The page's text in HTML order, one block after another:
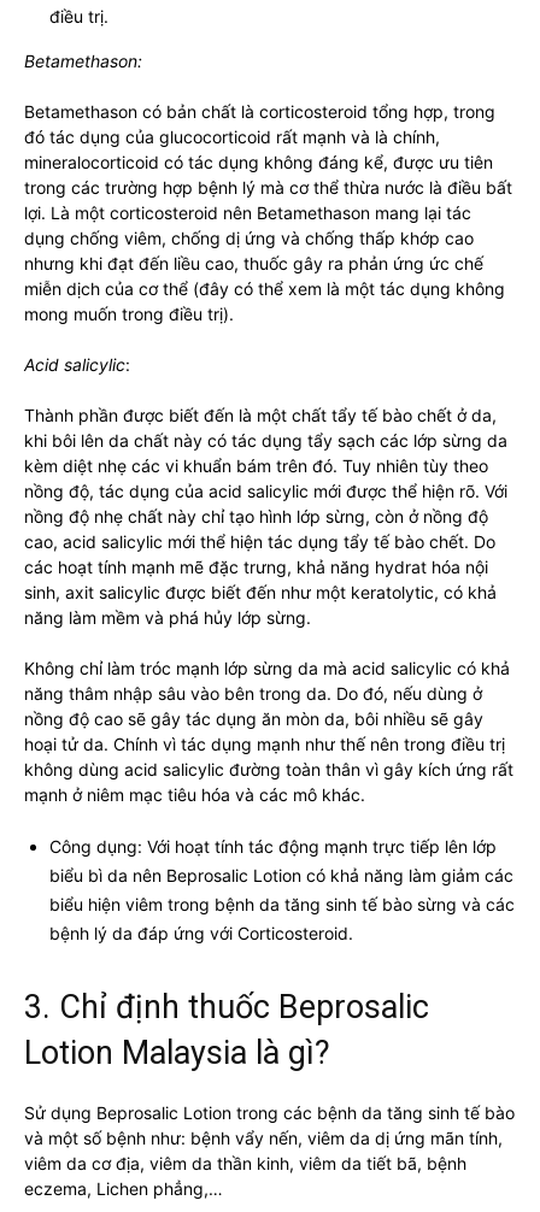
điều trị.
Betamethason:
Betamethason có bản chất là corticosteroid tổng hợp, trong
đó tác dụng của glucocorticoid rất mạnh và là chính,
mineralocorticoid có tác dụng không đáng kể, được ưu tiên
trong các trường hợp bệnh lý mà cơ thể thừa nước là điều bất
lợi. Là một corticosteroid nên Betamethason mang lại tác
dụng chống viêm, chống dị ứng và chống thấp khớp cao
nhưng khi đạt đến liều cao, thuốc gây ra phản ứng ức chế
miễn dịch của cơ thể (đây có thể xem là một tác dụng không
mong muốn trong điều trị).
Acid salicylic:
Thành phần được biết đến là một chất tẩy tế bào chết ở da,
khi bôi lên da chất này có tác dụng tẩy sạch các lớp sừng da
kèm diệt nhẹ các vi khuẩn bám trên đó. Tuy nhiên tùy theo
nồng độ, tác dụng của acid salicylic mới được thể hiện rõ. Với
nồng độ nhẹ chất này chỉ tạo hình lớp sừng, còn ở nồng độ
cao, acid salicylic mới thể hiện tác dụng tẩy tế bào chết. Do
các hoạt tính mạnh mẽ đặc trưng, khả năng hydrat hóa nội
sinh, axit salicylic được biết đến như một keratolytic, có khả
năng làm mềm và phá hủy lớp sừng.
Không chỉ làm tróc mạnh lớp sừng da mà acid salicylic có khả
năng thâm nhập sâu vào bên trong da. Do đó, nếu dùng ở
nồng độ cao sẽ gây tác dụng ăn mòn da, bôi nhiều sẽ gây
hoại tử da. Chính vì tác dụng mạnh như thế nên trong điều trị
không dùng acid salicylic đường toàn thân vì gây kích ứng rất
mạnh ở niêm mạc tiêu hóa và các mô khác.
Công dụng: Với hoạt tính tác động mạnh trực tiếp lên lớp
biểu bì da nên Beprosalic Lotion có khả năng làm giảm các
biểu hiện viêm trong bệnh da tăng sinh tế bào sừng và các
bệnh lý da đáp ứng với Corticosteroid.
3. Chỉ định thuốc Beprosalic
Lotion Malaysia là gì?
Sử dụng Beprosalic Lotion trong các bệnh da tăng sinh tế bào
và một số bệnh như: bệnh vẩy nến, viêm da dị ứng mãn tính,
viêm da cơ địa, viêm da thần kinh, viêm da tiết bã, bệnh
eczema, Lichen phẳng,…